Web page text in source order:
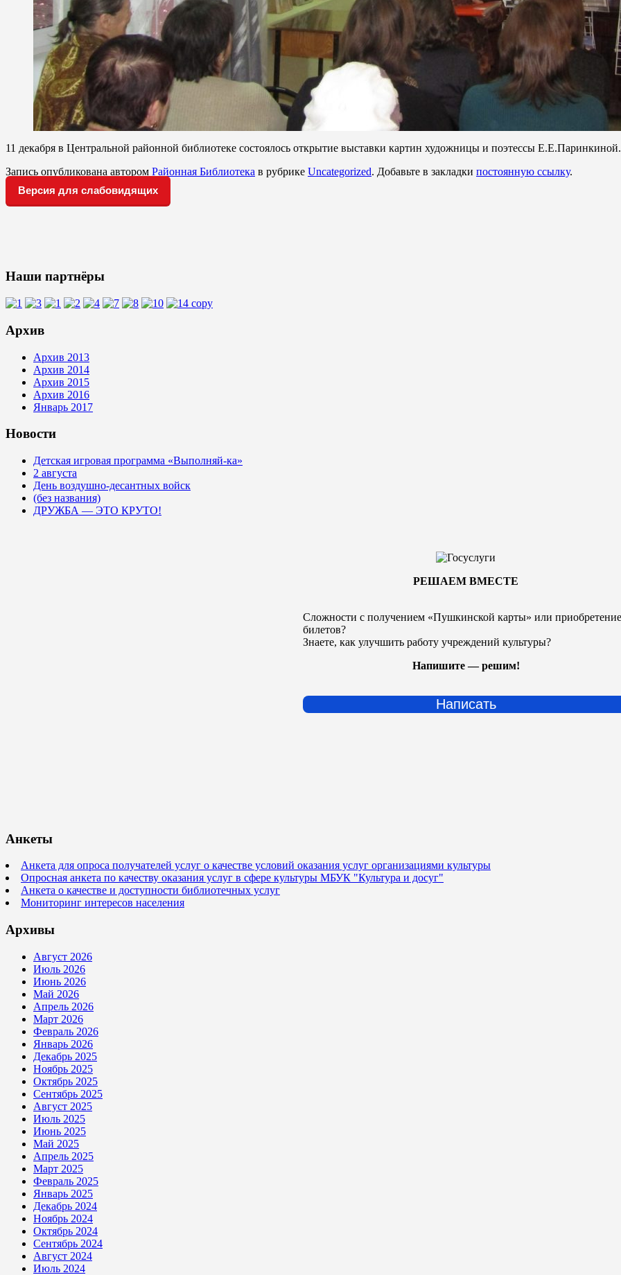
11 декабря в Центральной районной библиотеке состоялось открытие выставки картин художницы и поэтессы
Запись опубликована автором Районная Библиотека в рубрике Uncategorized. Добавьте в закладки постоянную ссылку.
Версия для слабовидящих
Наши партнёры
Архив
Архив 2013
Архив 2014
Архив 2015
Архив 2016
Январь 2017
Новости
Детская игровая программа «Выполняй-ка»
2 августа
День воздушно-десантных войск
(без названия)
ДРУЖБА — ЭТО КРУТО!
РЕШАЕМ ВМЕСТЕ
Сложности с получением «Пушкинской карты» или
билетов?
Знаете, как улучшить работу учреждений культуры?
Напишите — решим!
Написать
Анкеты
Анкета для опроса получателей услуг о качестве условий оказания услуг организациями культуры
Опросная анкета по качеству оказания услуг в сфере культуры МБУК "Культура и досуг"
Анкета о качестве и доступности библиотечных услуг
Мониторинг интересов населения
Архивы
Август 2026
Июль 2026
Июнь 2026
Май 2026
Апрель 2026
Март 2026
Февраль 2026
Январь 2026
Декабрь 2025
Ноябрь 2025
Октябрь 2025
Сентябрь 2025
Август 2025
Июль 2025
Июнь 2025
Май 2025
Апрель 2025
Март 2025
Февраль 2025
Январь 2025
Декабрь 2024
Ноябрь 2024
Октябрь 2024
Сентябрь 2024
Август 2024
Июль 2024